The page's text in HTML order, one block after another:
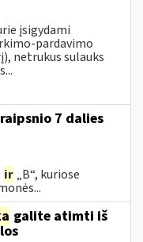
įsigydami
pardavimo
netrukus sulauks
7 dalies
ir„B“, kuriose
galite atimti iš